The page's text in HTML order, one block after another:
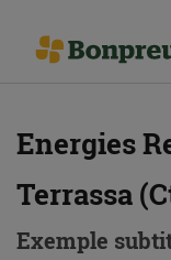
Energies
Terrassa
Exemple